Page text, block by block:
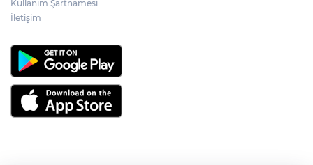
Kullanım Şartnamesi
İletişim